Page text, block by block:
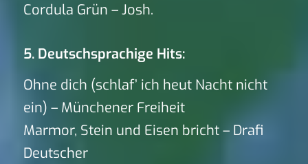
Cordula Grün – Josh.
5. Deutschsprachige Hits:
Ohne dich (schlaf’ ich heut Nacht nicht
ein) – Münchener Freiheit
Marmor, Stein und Eisen bricht – Drafi
Deutscher